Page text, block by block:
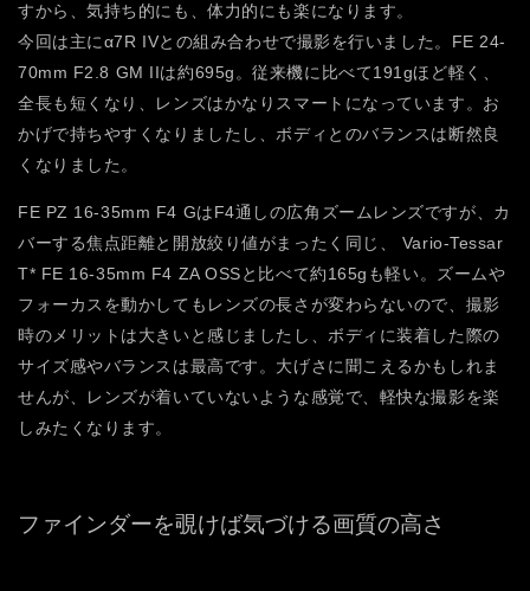
すから、気持ち的にも、体力的にも楽になります。
今回は主にα7R IVとの組み合わせで撮影を行いました。FE 24-
70mm F2.8 GM IIは約695g。従来機に比べて191gほど軽く、
全長も短くなり、レンズはかなりスマートになっています。お
かげで持ちやすくなりましたし、ボディとのバランスは断然良
くなりました。
FE PZ 16-35mm F4 GはF4通しの広角ズームレンズですが、カ
バーする焦点距離と開放絞り値がまったく同じ、 Vario-Tessar
T* FE 16-35mm F4 ZA OSSと比べて約165gも軽い。ズームや
フォーカスを動かしてもレンズの長さが変わらないので、撮影
時のメリットは大きいと感じましたし、ボディに装着した際の
サイズ感やバランスは最高です。大げさに聞こえるかもしれま
せんが、レンズが着いていないような感覚で、軽快な撮影を楽
しみたくなります。
ファインダーを覗けば気づける画質の高さ